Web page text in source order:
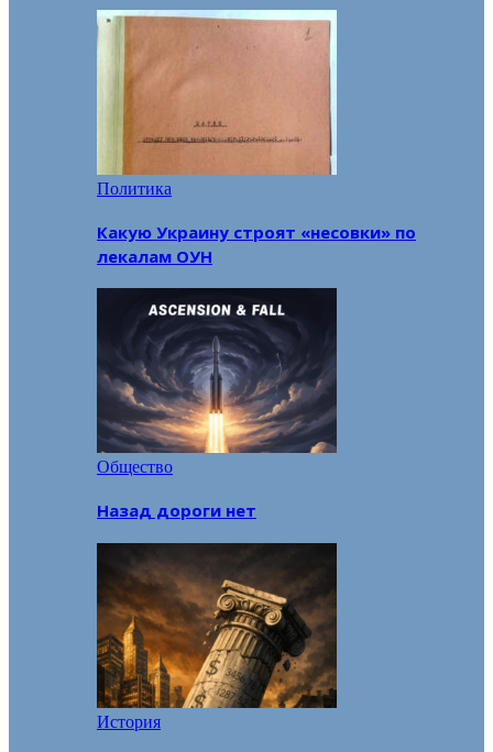
Политика
Какую Украину строят «несовки» по
лекалам ОУН
Общество
Назад дороги нет
История